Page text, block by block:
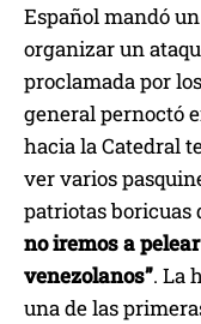
Español mandó
organizar un
proclamada por
general pernoctó
hacia la Catedral
ver varios
patriotas boricuas
no iremos a
venezolanos”. La
una de las